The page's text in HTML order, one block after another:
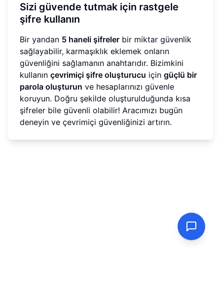
Sizi güvende tutmak için rastgele
şifre kullanın
Bir yandan 5 haneli şifreler bir miktar güvenlik
sağlayabilir, karmaşıklık eklemek onların
güvenliğini sağlamanın anahtarıdır. Bizimkini
kullanın çevrimiçi şifre oluşturucu için güçlü bir
parola oluşturun ve hesaplarınızı güvenle
koruyun. Doğru şekilde oluşturulduğunda kısa
şifreler bile güvenli olabilir! Aracımızı bugün
deneyin ve çevrimiçi güvenliğinizi artırın.